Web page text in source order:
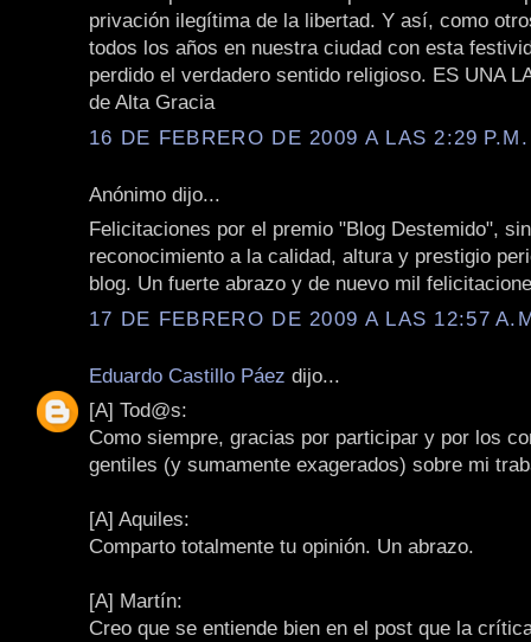
privación ilegítima de la libertad. Y así, como
todos los años en nuestra ciudad con esta
perdido el verdadero sentido religioso. ES UNA
de Alta Gracia
16 DE FEBRERO DE 2009 A LAS 2:29 P.M.
Anónimo dijo...
Felicitaciones por el premio "Blog Destemido",
reconocimiento a la calidad, altura y prestigio
blog. Un fuerte abrazo y de nuevo mil
17 DE FEBRERO DE 2009 A LAS 12:57
Eduardo Castillo Páez dijo...
[A] Tod@s:
Como siempre, gracias por participar y por los
gentiles (y sumamente exagerados) sobre mi
[A] Aquiles:
Comparto totalmente tu opinión. Un abrazo.
[A] Martín:
Creo que se entiende bien en el post que la